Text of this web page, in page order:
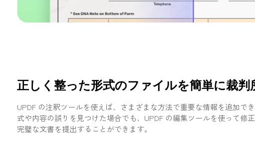
正しく整った形式のファイルを簡単に裁判
UPDF の注釈ツールを使えば、さまざまな方法で重要な情報を追加で
式や内容の誤りを見つけた場合でも、UPDF の編集ツールを使って修
完璧な文書を提出することができます。